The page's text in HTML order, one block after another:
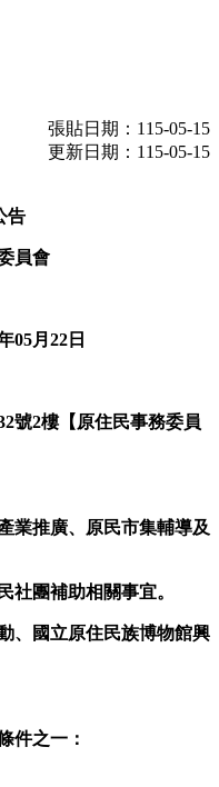
張貼日期：115-05-15
更新日期：115-05-15
告
員會
05月22日
號2樓【原住民事務委員
業推廣、原民市集輔導及
社團補助相關事宜。
、國立原住民族博物館興
件之一：